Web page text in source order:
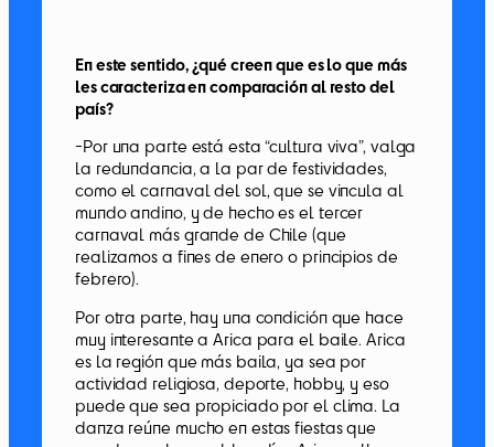
En este sentido, ¿qué creen que es lo que más
les caracteriza en comparación al resto del
país?
-Por una parte está esta “cultura viva”, valga
la redundancia, a la par de festividades,
como el carnaval del sol, que se vincula al
mundo andino, y de hecho es el tercer
carnaval más grande de Chile (que
realizamos a fines de enero o principios de
febrero).
Por otra parte, hay una condición que hace
muy interesante a Arica para el baile. Arica
es la región que más baila, ya sea por
actividad religiosa, deporte, hobby, y eso
puede que sea propiciado por el clima. La
danza reúne mucho en estas fiestas que